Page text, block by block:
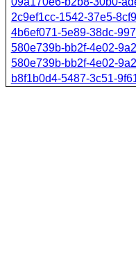
2c9ef1cc-1542-37e5-
4b6ef071-5e89-38dc-
580e739b-bb2f-4e02-
580e739b-bb2f-4e02-
b8f1b0d4-5487-3c51-